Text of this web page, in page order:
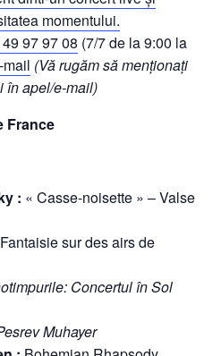
momentului.
97 97 08 (7/7 de la 9:00 la
(Vă rugăm să menționați
în apel/e-mail)
France
: « Casse-noisette » – Valse
sur des airs de
Concertul în Sol
Muhayer